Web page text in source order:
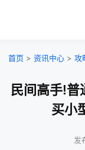
首页 > 资讯中心 > 攻
民间高手!
买小
发